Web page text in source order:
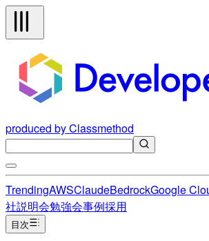
produced by Classmethod
TrendingAWSClaudeBedrockGoogle
社説明会勉強会事例採用
目次